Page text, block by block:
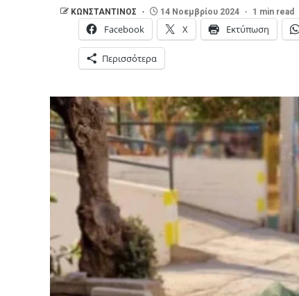
ΚΩΝΣΤΑΝΤΙΝΟΣ 14 Νοεμβρίου 2024 1 min read
Facebook X Εκτύπωση
Περισσότερα